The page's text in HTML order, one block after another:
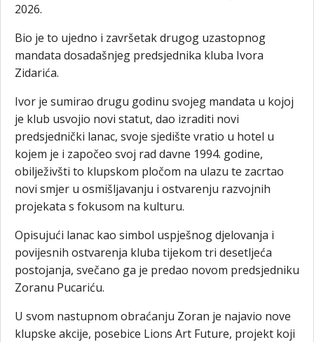
2026.
Bio je to ujedno i završetak drugog uzastopnog
mandata dosadašnjeg predsjednika kluba Ivora
Zidarića.
Ivor je sumirao drugu godinu svojeg mandata u kojoj
je klub usvojio novi statut, dao izraditi novi
predsjednički lanac, svoje sjedište vratio u hotel u
kojem je i započeo svoj rad davne 1994. godine,
obilježivšti to klupskom pločom na ulazu te zacrtao
novi smjer u osmišljavanju i ostvarenju razvojnih
projekata s fokusom na kulturu.
Opisujući lanac kao simbol uspješnog djelovanja i
povijesnih ostvarenja kluba tijekom tri desetljeća
postojanja, svečano ga je predao novom predsjedniku
Zoranu Pucariću.
U svom nastupnom obraćanju Zoran je najavio nove
klupske akcije, posebice Lions Art Future, projekt koji